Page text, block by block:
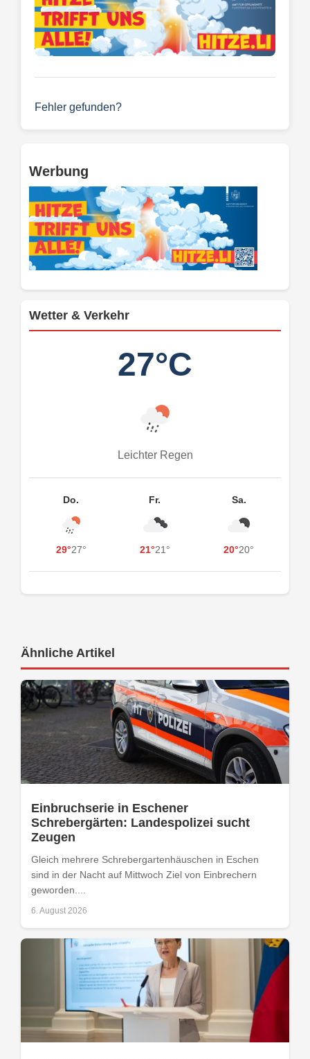
Fehler gefunden?
Werbung
Wetter & Verkehr
27°C
Leichter Regen
Do.
29°27°
Fr.
21°21°
Sa.
20°20°
Ähnliche Artikel
Einbruchserie in Eschener
Schrebergärten: Landespolizei sucht
Zeugen
Gleich mehrere Schrebergartenhäuschen in Eschen
sind in der Nacht auf Mittwoch Ziel von Einbrechern
geworden....
6. August 2026